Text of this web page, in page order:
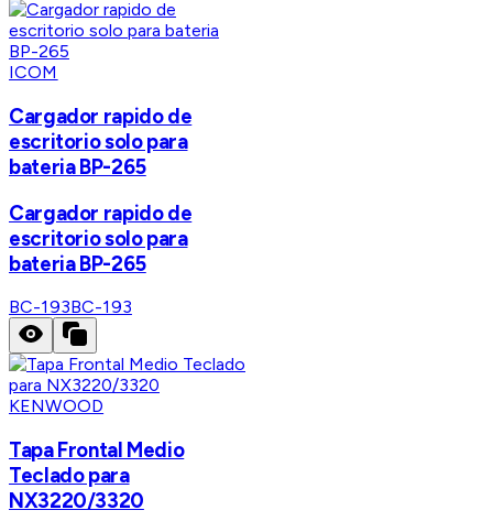
ICOM
Cargador rapido de
escritorio solo para
bateria BP-265
Cargador rapido de
escritorio solo para
bateria BP-265
BC-193BC-193
KENWOOD
Tapa Frontal Medio
Teclado para
NX3220/3320